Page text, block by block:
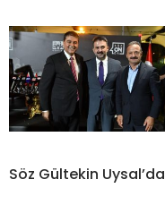
Söz Gültekin Uysal’da